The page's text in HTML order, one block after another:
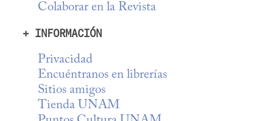
Colaborar en la Revista
+ INFORMACIÓN
Privacidad
Encuéntranos en librerías
Sitios amigos
Tienda UNAM